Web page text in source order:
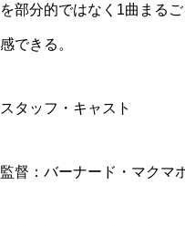
を部分的ではなく1曲まる
感できる。
スタッフ・キャスト
監督：バーナード・マクマ